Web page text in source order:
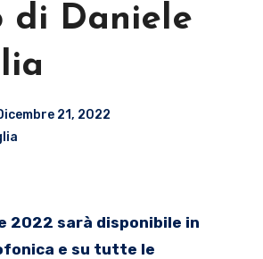
di Daniele
21, 2022
e su tutte le